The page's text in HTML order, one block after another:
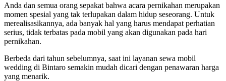
Anda dan semua orang sepakat bahwa acara pernikahan merupakan
momen spesial yang tak terlupakan dalam hidup seseorang. Untuk
merealisasikannya, ada banyak hal yang harus mendapat perhatian
serius, tidak terbatas pada mobil yang akan digunakan pada hari
pernikahan.
Berbeda dari tahun sebelumnya, saat ini layanan sewa mobil
wedding di Bintaro semakin mudah dicari dengan penawaran harga
yang menarik.